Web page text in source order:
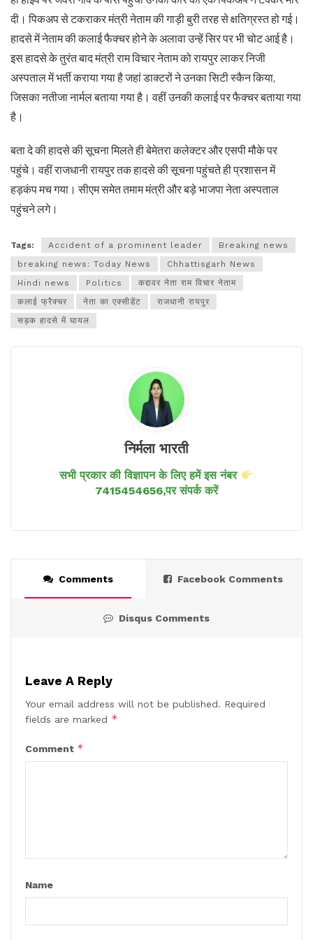
दी। पिकअप से टकराकर मंत्री नेताम की गाड़ी बुरी तरह से क्षतिग्रस्त हो गई।
हादसे में नेताम की कलाई फैक्चर होने के अलावा उन्हें सिर पर भी चोट आई है।
इस हादसे के तुरंत बाद मंत्री राम विचार नेताम को रायपुर लाकर निजी
अस्पताल में भर्ती कराया गया है जहां डाक्टरों ने उनका सिटी स्कैन किया,
जिसका नतीजा नार्मल बताया गया है। वहीं उनकी कलाई पर फैक्चर बताया गया
है।
बता दे की हादसे की सूचना मिलते ही बेमेतरा कलेक्टर और एसपी मौके पर
पहुंचे। वहीं राजधानी रायपुर तक हादसे की सूचना पहुंचते ही प्रशासन में
हड़कंप मच गया। सीएम समेत तमाम मंत्री और बड़े भाजपा नेता अस्पताल
पहुंचने लगे।
Tags: Accident of a prominent leader
Breaking news
breaking news: Today News
Chhattisgarh News
Hindi news
Politics
कद्दावर नेता राम विचार नेताम
कलाई फ्रैक्चर
नेता का एक्सीडेंट
राजधानी रायपुर
सड़क हादसे में घायल
निर्मला भारती
सभी प्रकार की विज्ञापन के लिए हमें इस नंबर
7415454656,पर संपर्क करें
Comments Facebook Comments
Disqus Comments
Leave A Reply
Your email address will not be published. Required
fields are marked *
Comment *
Name